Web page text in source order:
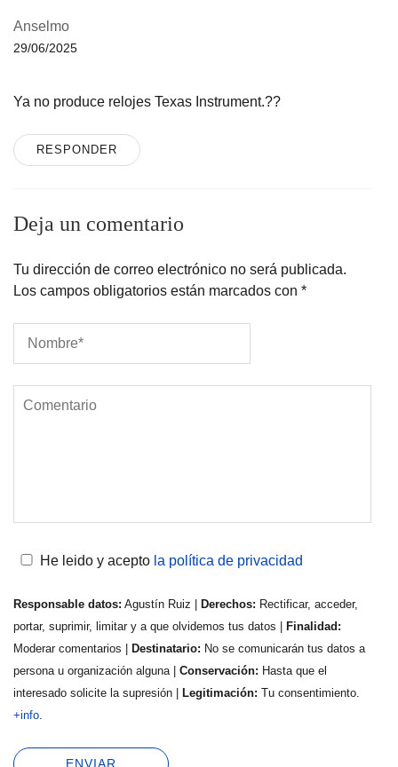
Anselmo
29/06/2025
Ya no produce relojes Texas Instrument.??
RESPONDER
Deja un comentario
Tu dirección de correo electrónico no será publicada.
Los campos obligatorios están marcados con *
He leido y acepto la política de privacidad
Responsable datos: Agustín Ruiz | Derechos: Rectificar, acceder,
portar, suprimir, limitar y a que olvidemos tus datos |
Finalidad:
Moderar comentarios |
Destinatario: No se comunicarán tus datos a
persona u organización alguna | Conservación: Hasta que el
interesado solicite la supresión |
Legitimación: Tu consentimiento.
+info